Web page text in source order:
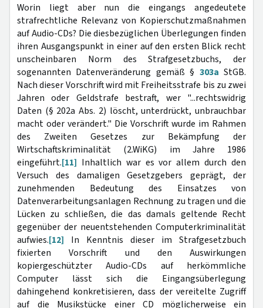
Worin liegt aber nun die eingangs angedeutete
strafrechtliche Relevanz von Kopierschutzmaßnahmen
auf Audio-CDs? Die diesbezüglichen Überlegungen finden
ihren Ausgangspunkt in einer auf den ersten Blick recht
unscheinbaren Norm des Strafgesetzbuchs, der
sogenannten Datenveränderung gemäß § 303a StGB.
Nach dieser Vorschrift wird mit Freiheitsstrafe bis zu zwei
Jahren oder Geldstrafe bestraft, wer "...rechtswidrig
Daten (§ 202a Abs. 2) löscht, unterdrückt, unbrauchbar
macht oder verändert." Die Vorschrift wurde im Rahmen
des Zweiten Gesetzes zur Bekämpfung der
Wirtschaftskriminalität (2.WiKG) im Jahre 1986
eingeführt.[11] Inhaltlich war es vor allem durch den
Versuch des damaligen Gesetzgebers geprägt, der
zunehmenden Bedeutung des Einsatzes von
Datenverarbeitungsanlagen Rechnung zu tragen und die
Lücken zu schließen, die das damals geltende Recht
gegenüber der neuentstehenden Computerkriminalität
aufwies.[12] In Kenntnis dieser im Strafgesetzbuch
fixierten Vorschrift und den Auswirkungen
kopiergeschützter Audio-CDs auf herkömmliche
Computer lässt sich die Eingangsüberlegung
dahingehend konkretisieren, dass der vereitelte Zugriff
auf die Musikstücke einer CD möglicherweise ein